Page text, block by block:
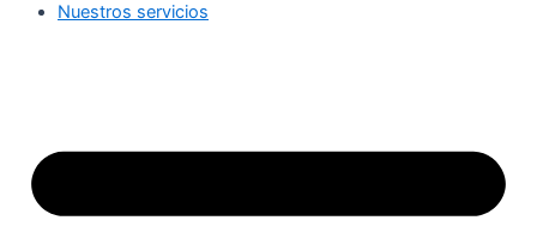
Nuestros servicios